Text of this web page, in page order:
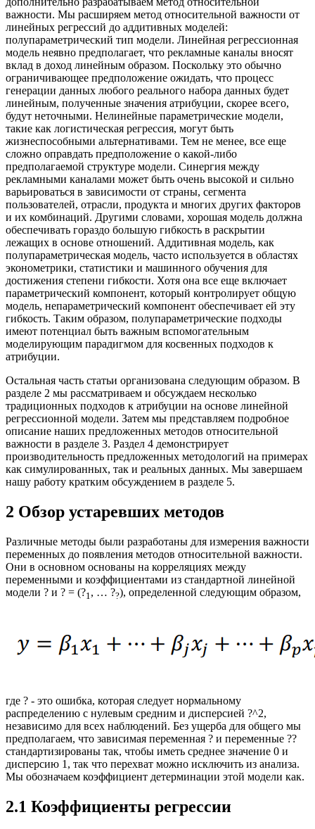
важности. Мы расширяем метод относительной важности от
линейных регрессий до аддитивных моделей:
полупараметрический тип модели. Линейная регрессионная
модель неявно предполагает, что рекламные каналы вносят
вклад в доход линейным образом. Поскольку это обычно
ограничивающее предположение ожидать, что процесс
генерации данных любого реального набора данных будет
линейным, полученные значения атрибуции, скорее всего,
будут неточными. Нелинейные параметрические модели,
такие как логистическая регрессия, могут быть
жизнеспособными альтернативами. Тем не менее, все еще
сложно оправдать предположение о какой-либо
предполагаемой структуре модели. Синергия между
рекламными каналами может быть очень высокой и сильно
варьироваться в зависимости от страны, сегмента
пользователей, отрасли, продукта и многих других факторов
и их комбинаций. Другими словами, хорошая модель должна
обеспечивать гораздо большую гибкость в раскрытии
лежащих в основе отношений. Аддитивная модель, как
полупараметрическая модель, часто используется в областях
эконометрики, статистики и машинного обучения для
достижения степени гибкости. Хотя она все еще включает
параметрический компонент, который контролирует общую
модель, непараметрический компонент обеспечивает ей эту
гибкость. Таким образом, полупараметрические подходы
имеют потенциал быть важным вспомогательным
моделирующим парадигмом для косвенных подходов к
атрибуции.
Остальная часть статьи организована следующим образом. В
разделе 2 мы рассматриваем и обсуждаем несколько
традиционных подходов к атрибуции на основе линейной
регрессионной модели. Затем мы представляем подробное
описание наших предложенных методов относительной
важности в разделе 3. Раздел 4 демонстрирует
производительность предложенных методологий на примерах
как симулированных, так и реальных данных. Мы завершаем
нашу работу кратким обсуждением в разделе 5.
2 Обзор устаревших методов
Различные методы были разработаны для измерения важности
переменных до появления методов относительной важности.
Они в основном основаны на корреляциях между
переменными и коэффициентами из стандартной линейной
модели ? и ? = (?1 , … ??), определенной следующим образом,
где ? - это ошибка, которая следует нормальному
распределению с нулевым средним и дисперсией ?^2,
независимо для всех наблюдений. Без ущерба для общего мы
предполагаем, что зависимая переменная ? и переменные ??
стандартизированы так, чтобы иметь среднее значение 0 и
дисперсию 1, так что перехват можно исключить из анализа.
Мы обозначаем коэффициент детерминации этой модели как.
2.1 Коэффициенты регрессии